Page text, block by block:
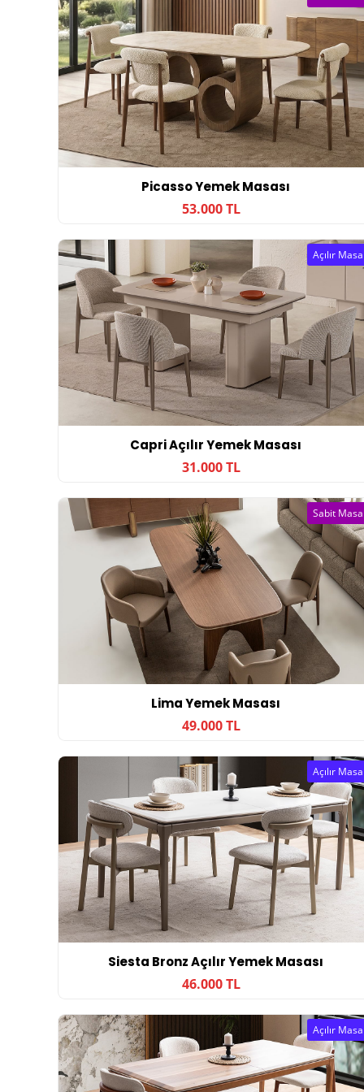
Picasso Yemek Masası
53.000 TL
Capri Açılır Yemek Masası
31.000 TL
Açılır Masa
Lima Yemek Masası
49.000 TL
Sabit Masa
Siesta Bronz Açılır Yemek Masası
46.000 TL
Açılır Masa
Açılır Masa